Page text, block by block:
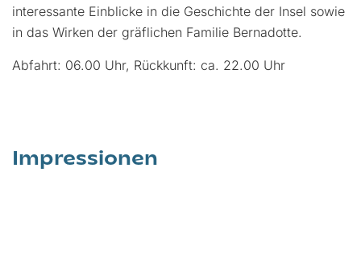
interessante Einblicke in die Geschichte der Insel sowie
in das Wirken der gräflichen Familie Bernadotte.
Abfahrt: 06.00 Uhr, Rückkunft: ca. 22.00 Uhr
Impressionen